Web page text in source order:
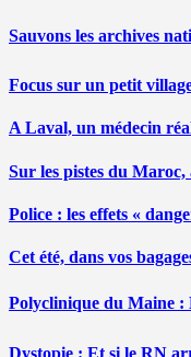
Sauvons les archives
Focus sur un petit
A Laval, un médecin
Sur les pistes du Maroc,
Police : les effets «
Cet été, dans vos
Polyclinique du Maine :
Dystopie : Et si le RN